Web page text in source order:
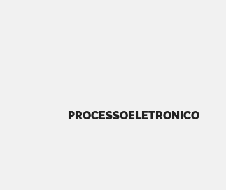
PROCESSOELETRONICO